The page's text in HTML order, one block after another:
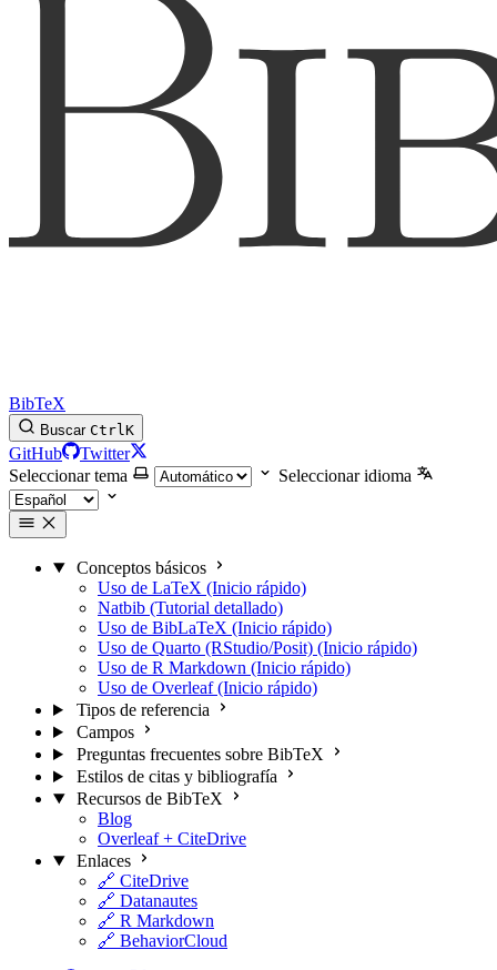
BibTeX
Buscar CtrlK
GitHub
Twitter
Seleccionar tema
Seleccionar idioma
Conceptos básicos
Uso de LaTeX (Inicio rápido)
Natbib (Tutorial detallado)
Uso de BibLaTeX (Inicio rápido)
Uso de Quarto (RStudio/Posit) (Inicio rápido)
Uso de R Markdown (Inicio rápido)
Uso de Overleaf (Inicio rápido)
Tipos de referencia
Campos
Preguntas frecuentes sobre BibTeX
Estilos de citas y bibliografía
Recursos de BibTeX
Blog
Overleaf + CiteDrive
Enlaces
🔗 CiteDrive
🔗 Datanautes
🔗 R Markdown
🔗 BehaviorCloud